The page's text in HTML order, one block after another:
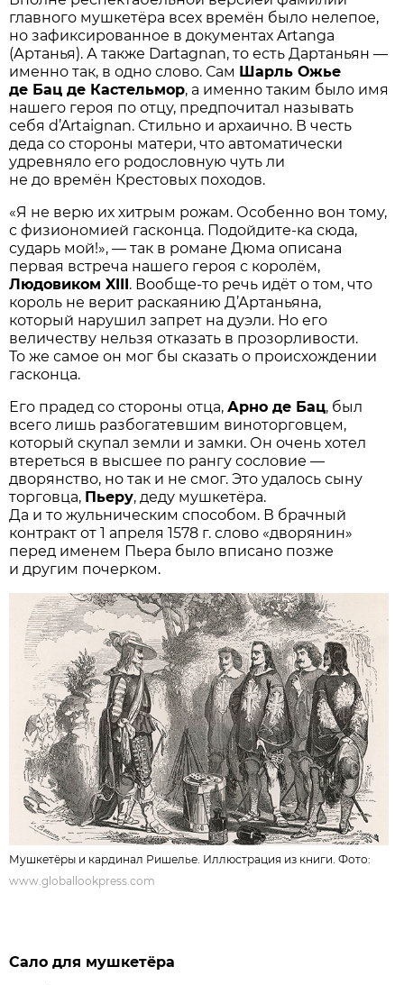
главного мушкетёра всех времён было нелепое,
но зафиксированное в документах Artanga
(Артанья). А также Dartagnan, то есть Дартаньян —
именно так, в одно слово. Сам Шарль Ожье
де Бац де Кастельмор, а именно таким было имя
нашего героя по отцу, предпочитал называть
себя d’Artaignan. Стильно и архаично. В честь
деда со стороны матери, что автоматически
удревняло его родословную чуть ли
не до времён Крестовых походов.
«Я не верю их хитрым рожам. Особенно вон тому,
с физиономией гасконца. Подойдите-ка сюда,
сударь мой!», — так в романе Дюма описана
первая встреча нашего героя с королём,
Людовиком XIII . Вообще-то речь идёт о том, что
король не верит раскаянию Д’Артаньяна,
который нарушил запрет на дуэли. Но его
величеству нельзя отказать в прозорливости.
То же самое он мог бы сказать о происхождении
гасконца.
Его прадед со стороны отца,Арно де Бац, был
всего лишь разбогатевшим виноторговцем,
который скупал земли и замки. Он очень хотел
втереться в высшее по рангу сословие —
дворянство, но так и не смог. Это удалось сыну
торговца, Пьеру, деду мушкетёра.
Да и то жульническим способом. В брачный
контракт от 1 апреля 1578 г. слово «дворянин»
перед именем Пьера было вписано позже
и другим почерком.
Мушкетёры и кардинал Ришелье. Иллюстрация из книги. Фото:
www.globallookpress.com
Сало для мушкетёра